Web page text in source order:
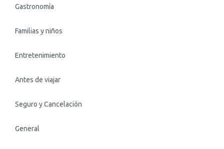
Gastronomía
Familias y niños
Entretenimiento
Antes de viajar
Seguro y Cancelación
General